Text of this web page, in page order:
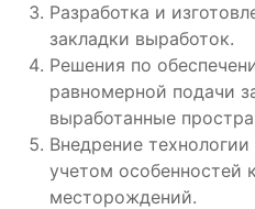
Разработка и
закладки выработок.
Решения по
равномерной подачи
выработанные
Внедрение
учетом особенностей
месторождений.